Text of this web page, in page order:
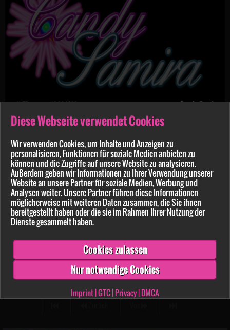
Diese Webseite verwendet Cookies
Wir verwenden Cookies, um Inhalte und Anzeigen zu
personalisieren, Funktionen für soziale Medien anbieten zu
können und die Zugriffe auf unsere Website zu analysieren.
Außerdem geben wir Informationen zu Ihrer Verwendung unserer
Website an unsere Partner für soziale Medien, Werbung und
Analysen weiter. Unsere Partner führen diese Informationen
möglicherweise mit weiteren Daten zusammen, die Sie ihnen
bereitgestellt haben oder die sie im Rahmen Ihrer Nutzung der
Dienste gesammelt haben.
Cookies zulassen
Nur notwendige Cookies
Imprint|GTC|Privacy|DMCA
11:57 min. 19.06.2026 Candy-Samira
Er schaut Fußball! Ich f***e ein anderen S*****z
12.06.2026